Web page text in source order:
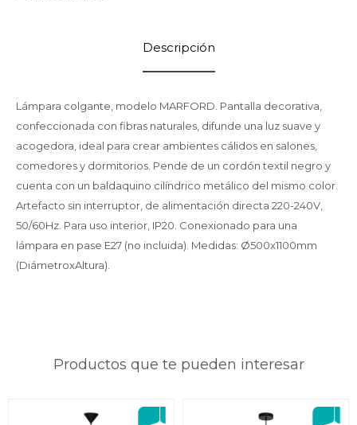
Descripción
Lámpara colgante, modelo MARFORD. Pantalla decorativa,
confeccionada con fibras naturales, difunde una luz suave y
acogedora, ideal para crear ambientes cálidos en salones,
comedores y dormitorios. Pende de un cordón textil negro y
cuenta con un baldaquino cilíndrico metálico del mismo color.
Artefacto sin interruptor, de alimentación directa 220-240V,
50/60Hz. Para uso interior, IP20. Conexionado para una
lámpara en pase E27 (no incluida). Medidas: Ø500x1100mm
(DiámetroxAltura).
Productos que te pueden interesar